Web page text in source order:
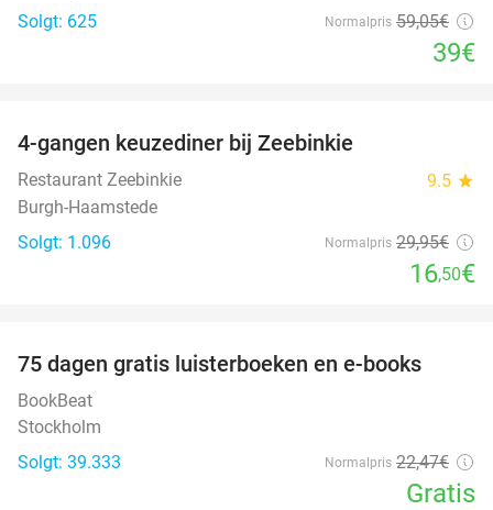
Solgt: 625
Normalpris 59,05€
39€
4-gangen keuzediner bij Zeebinkie
Restaurant Zeebinkie 9.5 star
Burgh-Haamstede
Solgt: 1.096
Normalpris 29,95€
16,50€
75 dagen gratis luisterboeken en e-books
BookBeat
Stockholm
Solgt: 39.333
Normalpris 22,47€
Gratis